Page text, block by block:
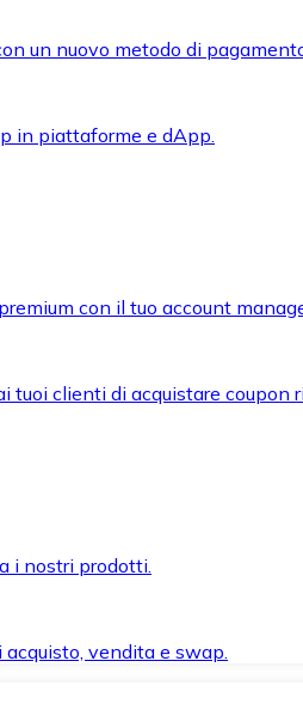
un nuovo metodo di
in piattaforme e dApp.
con il tuo account
clienti di acquistare coupon
i nostri prodotti.
vendita e swap.